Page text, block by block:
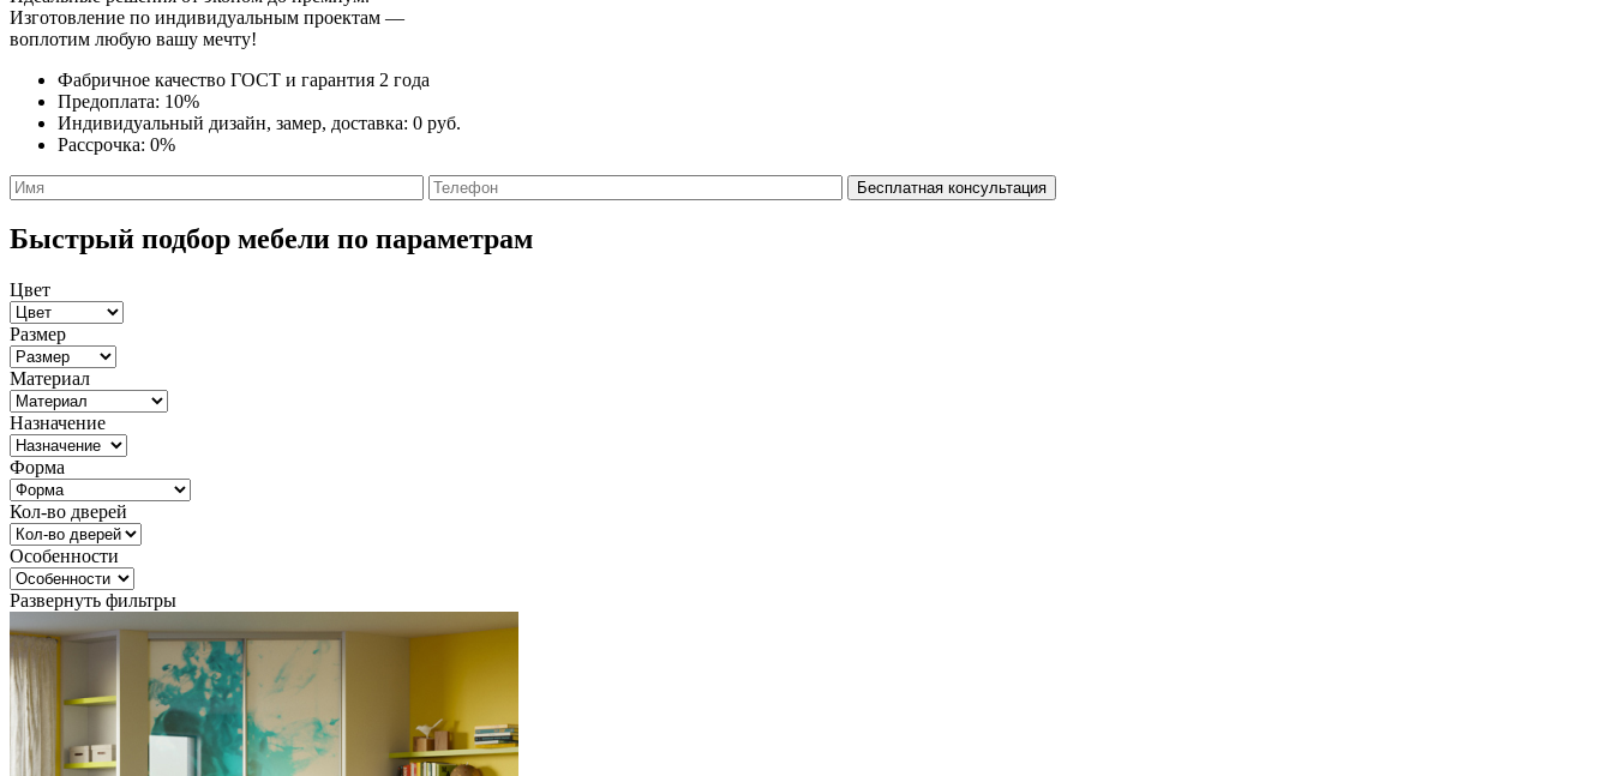
Изготовление по индивидуальным проектам —
воплотим любую вашу мечту!
Фабричное качество ГОСТ и гарантия 2 года
Предоплата: 10%
Индивидуальный дизайн, замер, доставка: 0 руб.
Рассрочка: 0%
Быстрый подбор мебели по параметрам
Цвет
Размер
Материал
Назначение
Форма
Кол-во дверей
Особенности
Развернуть фильтры